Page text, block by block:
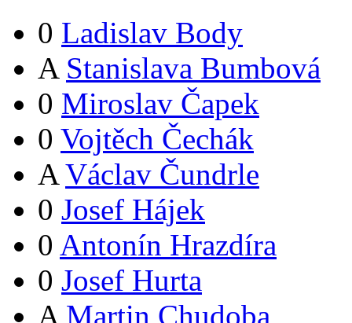
0 Ladislav Body
A Stanislava Bumbová
0 Miroslav Čapek
0 Vojtěch Čechák
A Václav Čundrle
0 Josef Hájek
0 Antonín Hrazdíra
0 Josef Hurta
A Martin Chudoba